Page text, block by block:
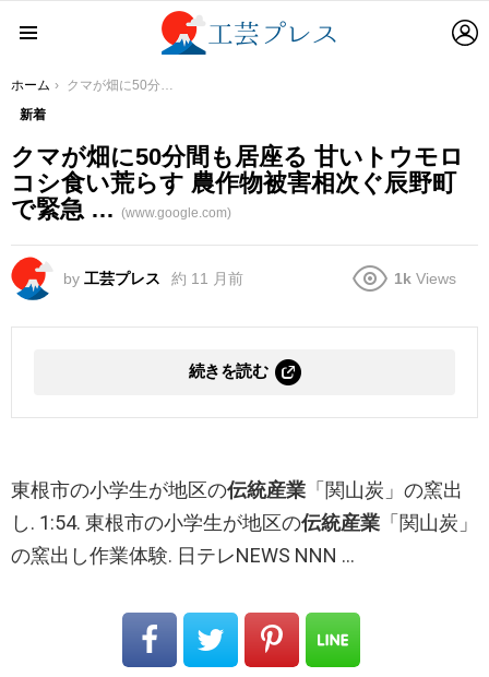
You are here:
ホーム クマが畑に50分間も居座る 甘いトウモロコシ食い荒らす 農作物被害相次ぐ辰野町で緊急 …
新着
クマが畑に50分間も居座る 甘いトウモロ
コシ食い荒らす 農作物被害相次ぐ辰野町
で緊急 … (www.google.com)
by 工芸プレス 約 11 月前 1k Views
続きを読む
東根市の小学生が地区の伝統産業 「関山炭」の窯出
し. 1:54. 東根市の小学生が地区の伝統産業 「関山炭」
の窯出し作業体験. 日テレNEWS NNN …